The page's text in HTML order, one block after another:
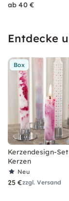
ab 40 €
Entdecke
Box
Kerzendesign-
Kerzen
Neu
25 €zzgl. Versand